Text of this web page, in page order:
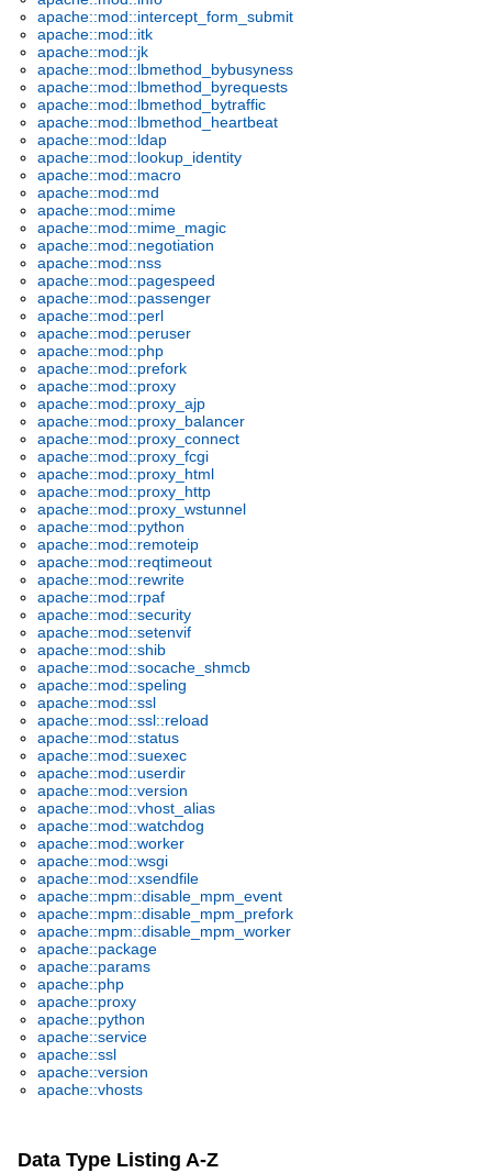
apache::mod::intercept_form_submit
apache::mod::itk
apache::mod::jk
apache::mod::lbmethod_bybusyness
apache::mod::lbmethod_byrequests
apache::mod::lbmethod_bytraffic
apache::mod::lbmethod_heartbeat
apache::mod::ldap
apache::mod::lookup_identity
apache::mod::macro
apache::mod::md
apache::mod::mime
apache::mod::mime_magic
apache::mod::negotiation
apache::mod::nss
apache::mod::pagespeed
apache::mod::passenger
apache::mod::perl
apache::mod::peruser
apache::mod::php
apache::mod::prefork
apache::mod::proxy
apache::mod::proxy_ajp
apache::mod::proxy_balancer
apache::mod::proxy_connect
apache::mod::proxy_fcgi
apache::mod::proxy_html
apache::mod::proxy_http
apache::mod::proxy_wstunnel
apache::mod::python
apache::mod::remoteip
apache::mod::reqtimeout
apache::mod::rewrite
apache::mod::rpaf
apache::mod::security
apache::mod::setenvif
apache::mod::shib
apache::mod::socache_shmcb
apache::mod::speling
apache::mod::ssl
apache::mod::ssl::reload
apache::mod::status
apache::mod::suexec
apache::mod::userdir
apache::mod::version
apache::mod::vhost_alias
apache::mod::watchdog
apache::mod::worker
apache::mod::wsgi
apache::mod::xsendfile
apache::mpm::disable_mpm_event
apache::mpm::disable_mpm_prefork
apache::mpm::disable_mpm_worker
apache::package
apache::params
apache::php
apache::proxy
apache::python
apache::service
apache::ssl
apache::version
apache::vhosts
Data Type Listing A-Z